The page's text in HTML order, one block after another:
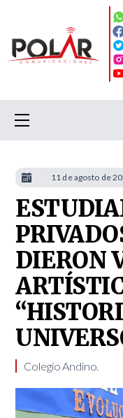
DIERON
Colegio Andino. ​
11 de agosto de